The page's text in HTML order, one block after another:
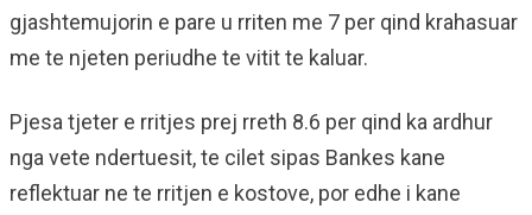
gjashtemujorin e pare u rriten me 7 per qind krahasuar
me te njeten periudhe te vitit te kaluar.
Pjesa tjeter e rritjes prej rreth 8.6 per qind ka ardhur
nga vete ndertuesit, te cilet sipas Bankes kane
reflektuar ne te rritjen e kostove, por edhe i kane